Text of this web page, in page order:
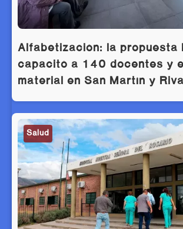
Alfabetización: la propuesta
capacitó a 140 docentes y
material en San Martín y
Salud